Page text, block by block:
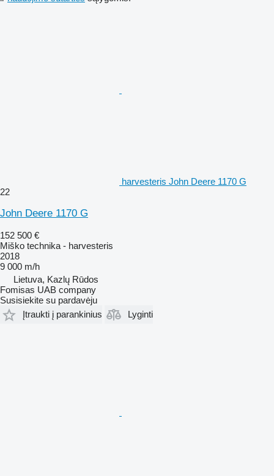
harvesteris John Deere 1170 G
22
John Deere 1170 G
152 500 €
Miško technika - harvesteris
2018
9 000 m/h
Lietuva, Kazlų Rūdos
Fomisas UAB company
Susisiekite su pardavėju
Įtraukti į parankinius
Lyginti